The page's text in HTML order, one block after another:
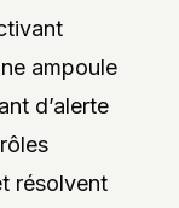
ampoule
d’alerte
résolvent